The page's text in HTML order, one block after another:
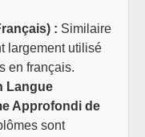
: Similaire
largement utilisé
en français.
Langue
Approfondi de
sont